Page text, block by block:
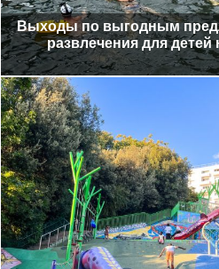
Выходы по выгодным
развлечения для